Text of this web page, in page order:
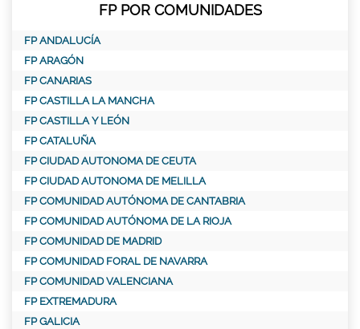
FP POR COMUNIDADES
FP ANDALUCÍA
FP ARAGÓN
FP CANARIAS
FP CASTILLA LA MANCHA
FP CASTILLA Y LEÓN
FP CATALUÑA
FP CIUDAD AUTONOMA DE CEUTA
FP CIUDAD AUTONOMA DE MELILLA
FP COMUNIDAD AUTÓNOMA DE CANTABRIA
FP COMUNIDAD AUTÓNOMA DE LA RIOJA
FP COMUNIDAD DE MADRID
FP COMUNIDAD FORAL DE NAVARRA
FP COMUNIDAD VALENCIANA
FP EXTREMADURA
FP GALICIA